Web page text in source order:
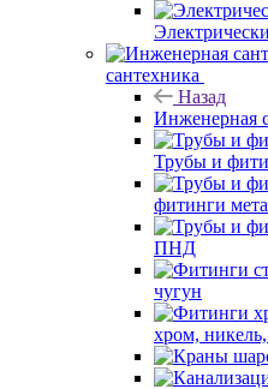
сантехника
Назад
Инженерная
Трубы и
фитинги
ПНД
чугун
хром,